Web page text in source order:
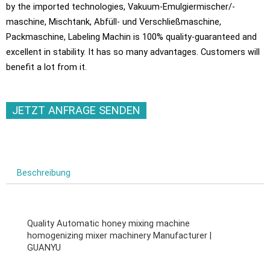
by the imported technologies, Vakuum-Emulgiermischer/-
maschine, Mischtank, Abfüll- und Verschließmaschine,
Packmaschine, Labeling Machin is 100% quality-guaranteed and
excellent in stability. It has so many advantages. Customers will
benefit a lot from it.
JETZT ANFRAGE SENDEN
Beschreibung
Quality Automatic honey mixing machine
homogenizing mixer machinery Manufacturer |
GUANYU